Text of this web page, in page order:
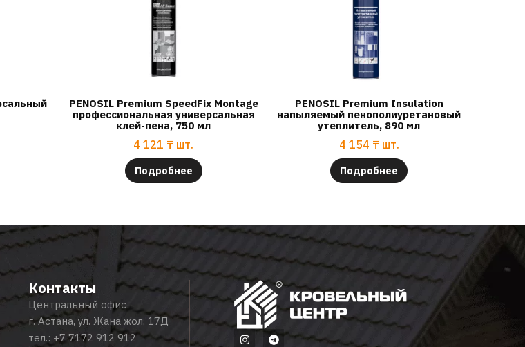
PENOSIL Premium SpeedFix Montage
профессиональная универсальная
клей-пена, 750 мл
4 121 ₸ шт.
Подробнее
PENOSIL Premium Insulation
напыляемый пенополиуретановый
утеплитель, 890 мл
4 154 ₸ шт.
Подробнее
Контакты
Центральный офис
г. Астана, ул. Жана жол, 17Д
тел.: +7 7172 912 912